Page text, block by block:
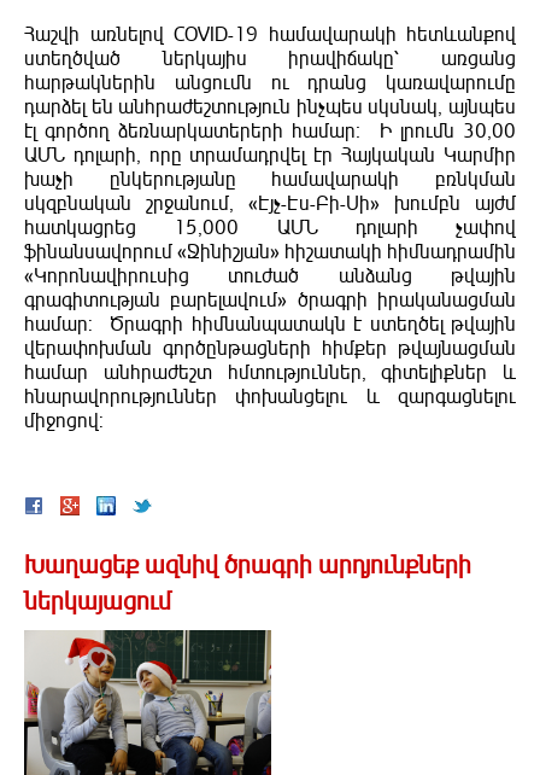
Հաշվի առնելով COVID-19 համավարակի հետևանքով
ստեղծված ներկայիս իրավիճակը՝ առցանց
հարթակներին անցումն ու դրանց կառավարումը
դարձել են անհրաժեշտություն ինչպես սկսնակ, այնպես
էլ գործող ձեռնարկատերերի համար։ Ի լրումն 30,00
ԱՄՆ դոլարի, որը տրամադրվել էր Հայկական Կարմիր
խաչի ընկերությանը համավարակի բռնկման
սկզբնական շրջանում, «Էյչ-Էս-Բի-Սի» խումբն այժմ
հատկացրեց 15,000 ԱՄՆ դոլարի չափով
ֆինանսավորում «Ջինիշյան» հիշատակի հիմնադրամին
«Կորոնավիրուսից տուժած անձանց թվային
գրագիտության բարելավում» ծրագրի իրականացման
համար: Ծրագրի հիմնանպատակն է ստեղծել թվային
վերափոխման գործընթացների հիմքեր թվայնացման
համար անհրաժեշտ հմտություններ, գիտելիքներ և
հնարավորություններ փոխանցելու և զարգացնելու
միջոցով:
Խաղացեք ազնիվ ծրագրի արդյունքների
ներկայացում